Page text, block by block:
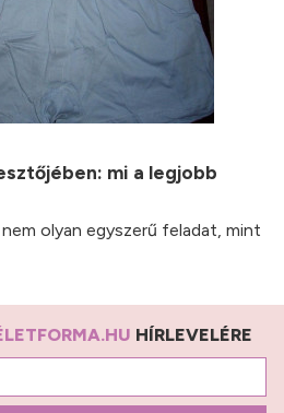
mi a legjobb
olyan egyszerű feladat, mint
HÍRLEVELÉRE